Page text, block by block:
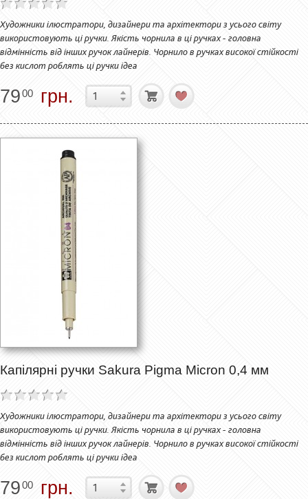
Художники ілюстратори, дизайнери та архітектори з усього світу
використовують ці ручки. Якість чорнила в ці ручках - головна
відмінність від інших ручок лайнерів. Чорнило в ручках високої стійкості
без кислот роблять ці ручки ідеа
7900 грн.
Капілярні ручки Sakura Pigma Micron 0,4 мм
Художники ілюстратори, дизайнери та архітектори з усього світу
використовують ці ручки. Якість чорнила в ці ручках - головна
відмінність від інших ручок лайнерів. Чорнило в ручках високої стійкості
без кислот роблять ці ручки ідеа
7900 грн.